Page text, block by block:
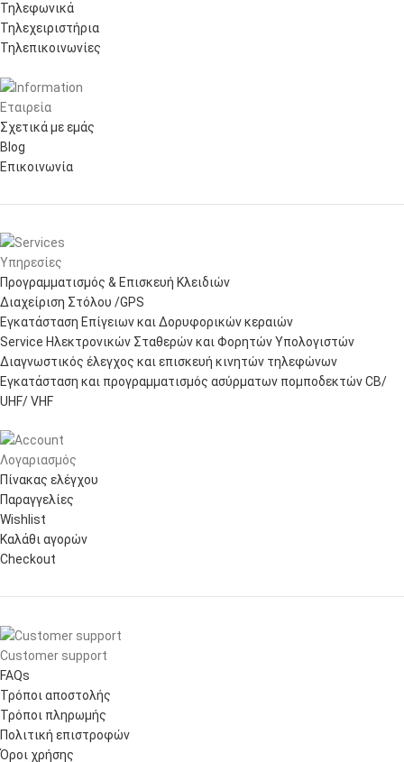
Τηλεφωνικά
Τηλεχειριστήρια
Τηλεπικοινωνίες
Εταιρεία
Σχετικά με εμάς
Blog
Επικοινωνία
Υπηρεσίες
Προγραμματισμός & Επισκευή Κλειδιών
Διαχείριση Στόλου /GPS
Εγκατάσταση Επίγειων και Δορυφορικών κεραιών
Service Ηλεκτρονικών Σταθερών και Φορητών Υπολογιστών
Διαγνωστικός έλεγχος και επισκευή κινητών τηλεφώνων
Εγκατάσταση και προγραμματισμός ασύρματων πομποδεκτών CB/
UHF/ VHF
Λογαριασμός
Πίνακας ελέγχου
Παραγγελίες
Wishlist
Καλάθι αγορών
Checkout
Customer support
FAQs
Τρόποι αποστολής
Τρόποι πληρωμής
Πολιτική επιστροφών
Όροι χρήσης